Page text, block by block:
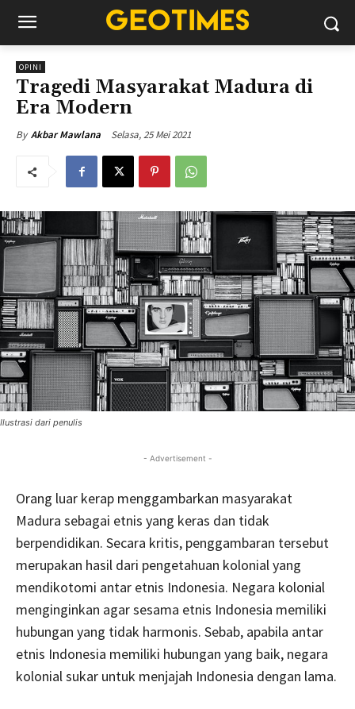
OPINI
Tragedi Masyarakat Madura di
Era Modern
By Akbar Mawlana Selasa, 25 Mei 2021
Ilustrasi dari penulis
- Advertisement -
Orang luar kerap menggambarkan masyarakat
Madura sebagai etnis yang keras dan tidak
berpendidikan. Secara kritis, penggambaran tersebut
merupakan hasil dari pengetahuan kolonial yang
mendikotomi antar etnis Indonesia. Negara kolonial
menginginkan agar sesama etnis Indonesia memiliki
hubungan yang tidak harmonis. Sebab, apabila antar
etnis Indonesia memiliki hubungan yang baik, negara
kolonial sukar untuk menjajah Indonesia dengan lama.